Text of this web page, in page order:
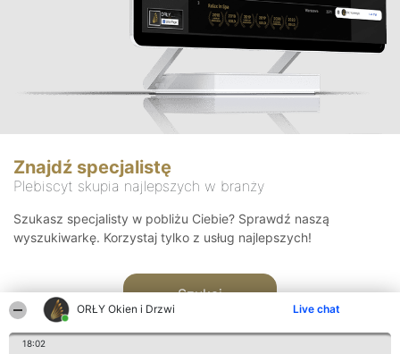
ORŁY Okien i Drzwi Live chat
18:02
Znajdź specjalistę
Plebiscyt skupia najlepszych w branży
Szukasz specjalisty w pobliżu Ciebie? Sprawdź naszą
wyszukiwarkę. Korzystaj tylko z usług najlepszych!
Szukaj